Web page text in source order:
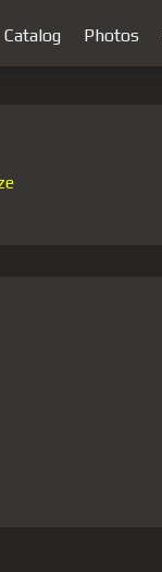
Catalog Photos